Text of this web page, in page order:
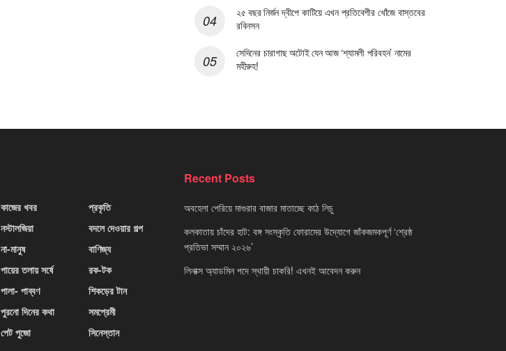
২৫ বছর নির্জন দ্বীপে কাটিয়ে এখন প্রতিবেশীর খোঁজে বাস্তবের
রবিনসন
সেদিনের চারাগাছ অটোই যেন আজ ‘শ্যামলী পরিবহন’ নামের
মহীরুহ!
কাজের খবর
নস্টালজিয়া
না-মানুষ
পায়ের তলায় সর্ষে
পালা- পাব্বণ
পুরনো দিনের কথা
পেট পুজো
প্রকৃতি
বদলে দেওয়ার গল্প
বাণিজ্য
রক-টক
শিকড়ের টান
সমপ্রেমী
সিনেস্তান
Recent Posts
অবহেলা পেরিয়ে মাগুরার বাজার মাতাচ্ছে কাঠ লিচু
কলকাতায় চাঁদের হাট: বঙ্গ সংস্কৃতি ফোরামের উদ্যোগে জাঁকজমকপূর্ণ ‘শ্রেষ্ঠ
প্রতিভা সম্মান ২০২৬’
লিনাক্স অ্যাডমিন পদে স্থায়ী চাকরি! এখনই আবেদন করুন